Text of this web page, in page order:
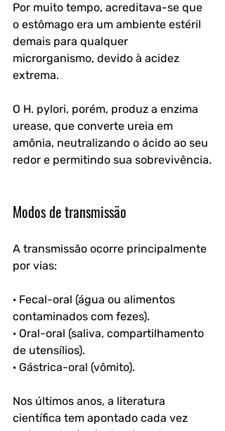
Por muito tempo, acreditava-se que
o estômago era um ambiente estéril
demais para qualquer
microrganismo, devido à acidez
extrema.
O H. pylori, porém, produz a enzima
urease, que converte ureia em
amônia, neutralizando o ácido ao seu
redor e permitindo sua sobrevivência.
Modos de transmissão
A transmissão ocorre principalmente
por vias:
· Fecal-oral (água ou alimentos
contaminados com fezes).
· Oral-oral (saliva, compartilhamento
de utensílios).
· Gástrica-oral (vômito).
Nos últimos anos, a literatura
científica tem apontado cada vez